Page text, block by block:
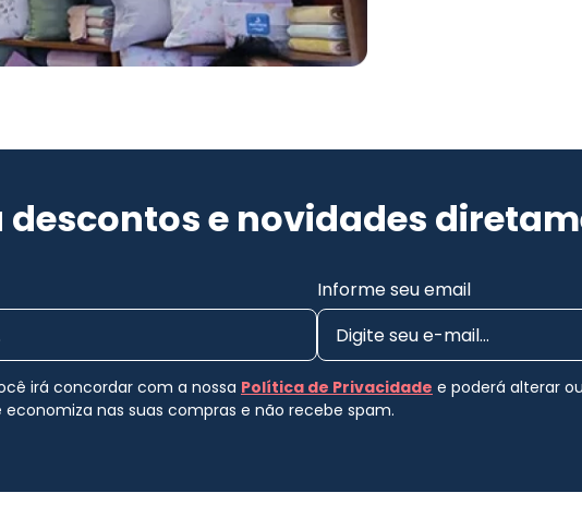
descontos e novidades
Informe seu email
irá concordar com a nossa Política de Privacidade e poderá alterar
economiza nas suas compras e não recebe spam.